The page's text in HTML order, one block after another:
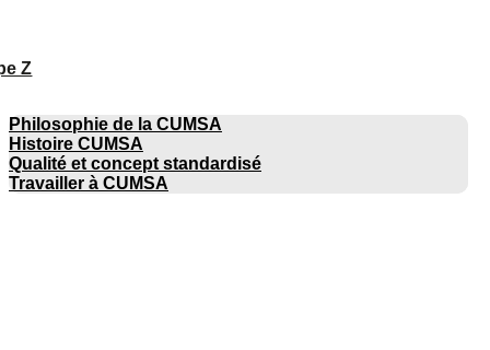
Z
Philosophie de la CUMSA
Histoire CUMSA
Qualité et concept standardisé
Travailler à CUMSA